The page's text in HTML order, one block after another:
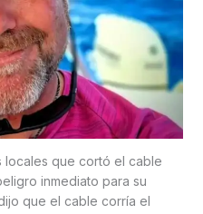
locales que cortó el cable
inmediato para su
que el cable corría el